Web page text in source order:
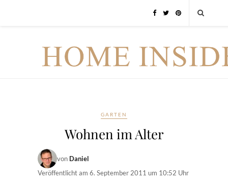
GARTEN
Wohnen im Alter
von Daniel
Veröffentlicht am 6. September 2011 um 10:52 Uhr